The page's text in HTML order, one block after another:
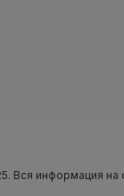
Вся информация на